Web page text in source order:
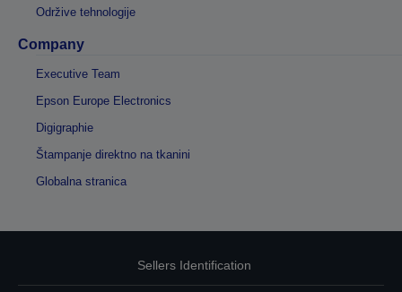
Održive tehnologije
Company
Executive Team
Epson Europe Electronics
Digigraphie
Štampanje direktno na tkanini
Globalna stranica
Sellers Identification